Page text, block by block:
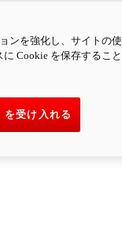
ンを強化し、サイトの使
Cookie を保存すること
受け入れる